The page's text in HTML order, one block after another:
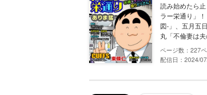
読み始めたら
ラー栄通り」
図-」、五月五
丸「不倫妻は
227
配信日：2024/